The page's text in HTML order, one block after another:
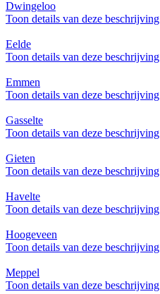
Dwingeloo
Toon details van deze beschrijving
Eelde
Toon details van deze beschrijving
Emmen
Toon details van deze beschrijving
Gasselte
Toon details van deze beschrijving
Gieten
Toon details van deze beschrijving
Havelte
Toon details van deze beschrijving
Hoogeveen
Toon details van deze beschrijving
Meppel
Toon details van deze beschrijving